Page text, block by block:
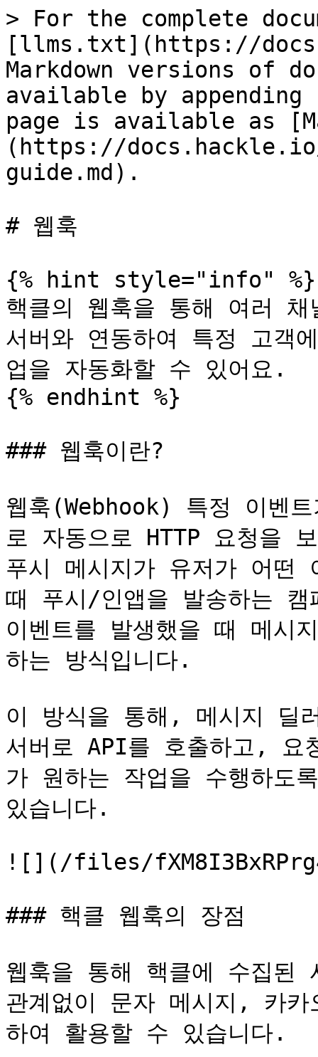
> For the complete
[llms.txt](https://
Markdown versions of
available by
page is available as
(https://docs.hackle.io/
guide.md).
# 웹훅
{% hint style="info" %}
핵클의 웹훅을 통해 여러
서버와 연동하여 특정 고객
업을 자동화할 수 있어요.
{% endhint %}
### 웹훅이란?
웹훅(Webhook) 특정 이벤
로 자동으로 HTTP 요청을
푸시 메시지가 유저가 어떤
때 푸시/인앱을 발송하는
이벤트를 발생했을 때 메시
하는 방식입니다.
이 방식을 통해, 메시지 딜
서버로 API를 호출하고,
가 원하는 작업을 수행하도
있습니다.
![](/files/
### 핵클 웹훅의 장점
웹훅을 통해 핵클에 수집된
관계없이 문자 메시지, 카
하여 활용할 수 있습니다.